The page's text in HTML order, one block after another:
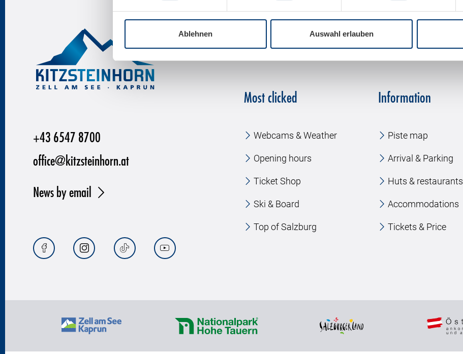
Ablehnen Auswahl erlauben
+43 6547 8700
office@kitzsteinhorn.at
News by email
Most clicked
Webcams & Weather
Opening hours
Ticket Shop
Ski & Board
Top of Salzburg
Information
Piste map
Arrival & Parking
Huts & restaurants
Accommodations
Tickets & Price